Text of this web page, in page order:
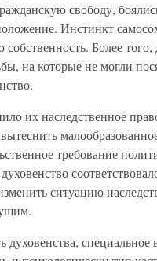
свободу,
Инстинкт
Более того,
на которые не могли
их наследственное
требование
ситуацию
духовенства,